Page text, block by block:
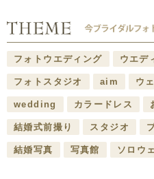
フォトウエディング ウエデ
フォトスタジオ aim ウ
wedding カラードレス
結婚式前撮り スタジオ
結婚写真 写真館 ソロウ